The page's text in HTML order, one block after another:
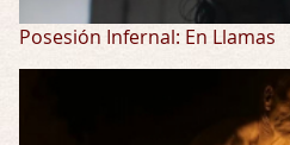
Posesión Infernal: En Llamas